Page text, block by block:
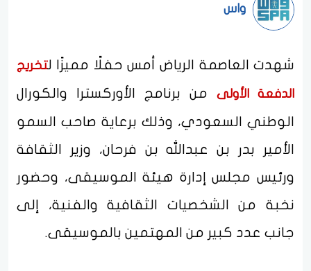
واس
شهدت العاصمة الرياض أمس حفلًا مميزًا لتخريج
الدفعة الأولى من برنامج الأوركسترا والكورال
الوطني السعودي، وذلك برعاية صاحب السمو
الأمير بدر بن عبدالله بن فرحان، وزير الثقافة
ورئيس مجلس إدارة هيئة الموسيقى، وحضور
نخبة من الشخصيات الثقافية والفنية، إلى
جانب عدد كبير من المهتمين بالموسيقى.